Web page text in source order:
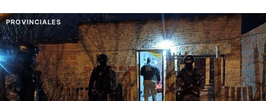
PROVINCIALES